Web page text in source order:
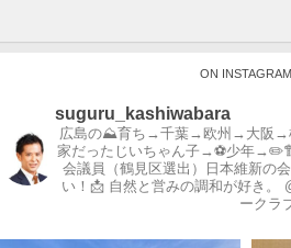
ON INSTAGRAM
suguru_kashiwabara
広島の⛰育ち→千葉→欧州→大阪→
家だったじいちゃん子→⚽️少年
会議員（鶴見区選出）日本維新の
い！📩 自然と営みの調和が好き。
ークラ